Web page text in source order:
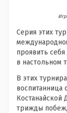
Серия этих
проявить
в настольном
В этих
воспитанница
трижды